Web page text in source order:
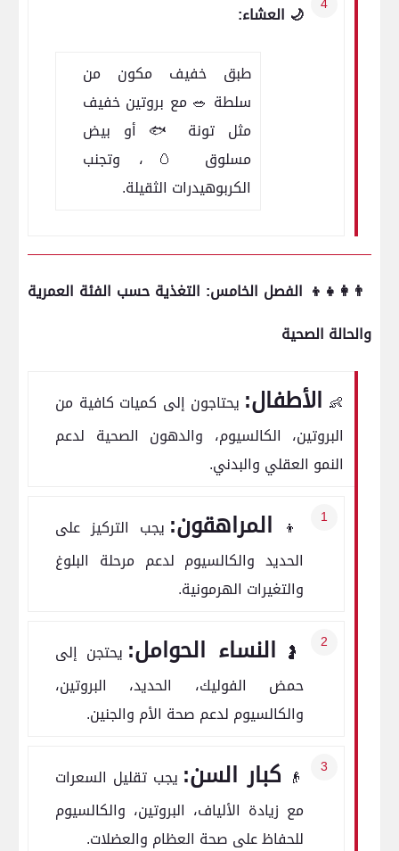
🌙 العشاء:
طبق خفيف مكون من
سلطة 🥗 مع بروتين خفيف
مثل تونة 🐟 أو بيض
مسلوق 🥚، وتجنب
الكربوهيدرات الثقيلة.
👨‍👩‍👧‍👦 الفصل الخامس: التغذية حسب الفئة العمرية
والحالة الصحية
👶 الأطفال: يحتاجون إلى كميات كافية من
البروتين، الكالسيوم، والدهون الصحية لدعم
النمو العقلي والبدني.
👦 المراهقون: يجب التركيز على
الحديد والكالسيوم لدعم مرحلة البلوغ
والتغيرات الهرمونية.
🤰 النساء الحوامل: يحتجن إلى
حمض الفوليك، الحديد، البروتين،
والكالسيوم لدعم صحة الأم والجنين.
👴 كبار السن: يجب تقليل السعرات
مع زيادة الألياف، البروتين، والكالسيوم
للحفاظ على صحة العظام والعضلات.